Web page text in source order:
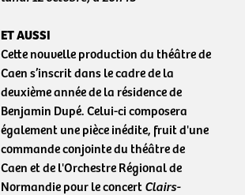
ET AUSSI
Cette nouvelle production du théâtre de
Caen s’inscrit dans le cadre de la
deuxième année de la résidence de
Benjamin Dupé. Celui-ci composera
également une pièce inédite, fruit d'une
commande conjointe du théâtre de
Caen et de l'Orchestre Régional de
Normandie pour le concert Clairs-